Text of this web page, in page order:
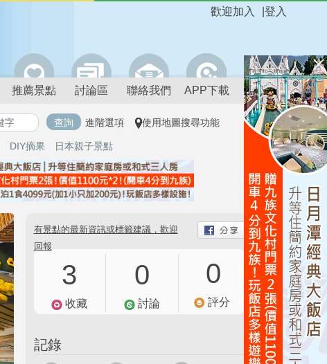
登入
歡迎加入
推薦景點 討論區 聯絡我們 APP下載
進階選項 使用地圖搜尋功能
DIY摘果 日本親子景點
有景點的最新資訊或標籤建議，歡迎
回報
3
收藏
0
討論
0
評分
記錄